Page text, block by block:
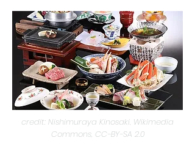
credit: Nishimuraya Kinosaki, Wikimedia
Commons, CC-BY-SA 2.0